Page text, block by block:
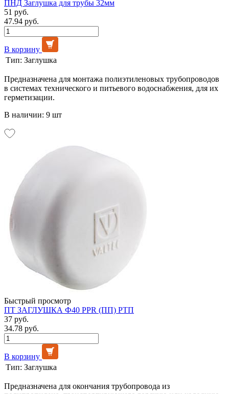
ПНД Заглушка для трубы 32мм
51 руб.
47.94 руб.
В корзину
Тип: Заглушка
Предназначена для монтажа полиэтиленовых трубопроводов
в системах технического и питьевого водоснабжения, для их
герметизации.
В наличии: 9 шт
Быстрый просмотр
ПТ ЗАГЛУШКА Ф40 PPR (ПП) РТП
37 руб.
34.78 руб.
В корзину
Тип: Заглушка
Предназначена для окончания трубопровода из